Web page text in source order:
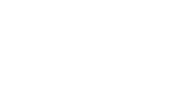
dan telah dipercaya sebagai